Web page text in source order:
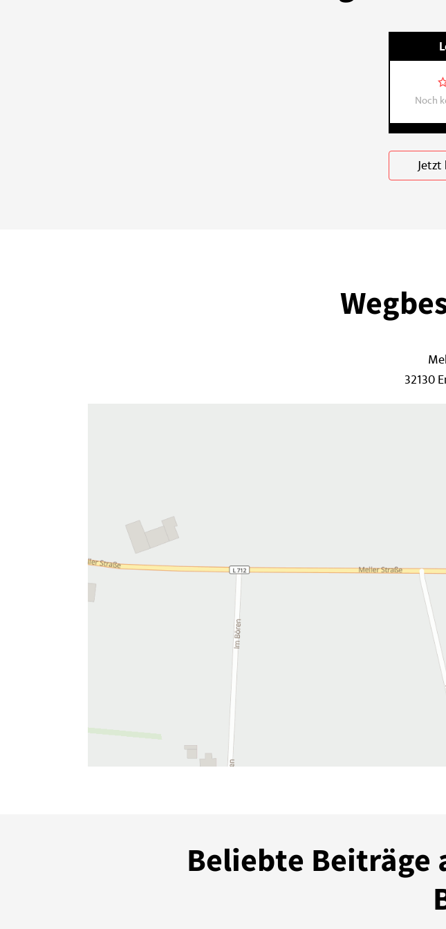
Noch
32130
Beliebte Beiträge